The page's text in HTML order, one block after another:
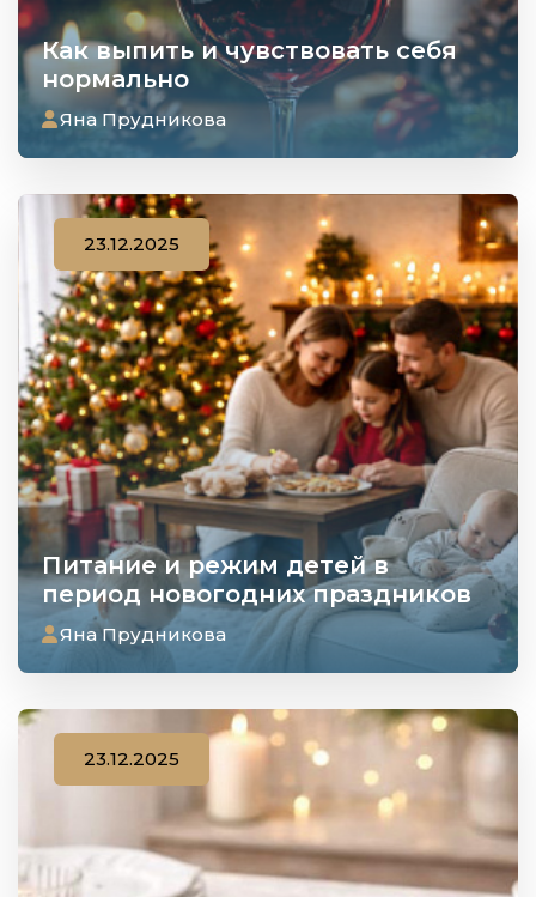
Как выпить и чувствовать себя
нормально
Яна Прудникова
Питание и режим детей в
период новогодних праздников
23.12.2025
Яна Прудникова
23.12.2025